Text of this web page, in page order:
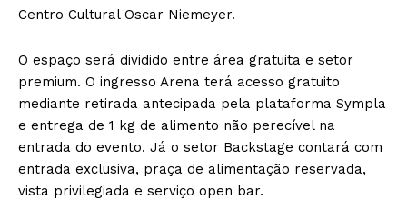
Centro Cultural Oscar Niemeyer.
O espaço será dividido entre área gratuita e setor
premium. O ingresso Arena terá acesso gratuito
mediante retirada antecipada pela plataforma Sympla
e entrega de 1 kg de alimento não perecível na
entrada do evento. Já o setor Backstage contará com
entrada exclusiva, praça de alimentação reservada,
vista privilegiada e serviço open bar.